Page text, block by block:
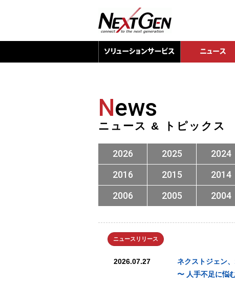
News
ニュース & トピックス
2026 2025 2024
2016
2015 2014
2006
2005 2004
ニュースリリース
2026.07.27
ネクストジェン
〜 人手不足に悩